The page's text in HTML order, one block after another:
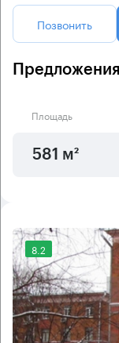
Позвонить
Площадь
581 м²
8.2